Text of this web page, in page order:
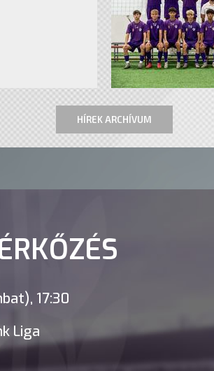
HÍREK ARCHÍVUM
17:30
Liga